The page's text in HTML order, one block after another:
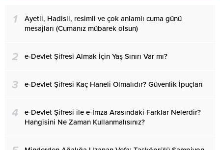
1
Ayetli, Hadisli, resimli ve çok anlamlı cuma günü
mesajları (Cumanız mübarek olsun)
2 e-Devlet Şifresi Almak İçin Yaş Sınırı Var mı?
3 e-Devlet Şifresi Kaç Haneli Olmalıdır? Güvenlik İpuçları
4
e-Devlet Şifresi ile e-İmza Arasındaki Farklar Nelerdir?
Hangisini Ne Zaman Kullanmalısınız?